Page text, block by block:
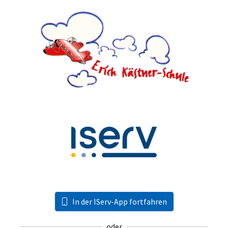
In der IServ-App fortfahren